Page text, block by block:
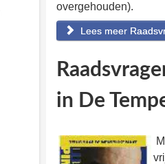
overgehouden).
Lees meer
in De